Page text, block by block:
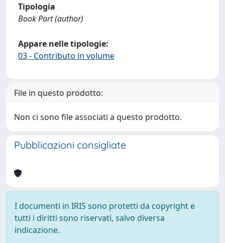
Tipologia
Book Part (author)
Appare nelle tipologie:
03 - Contributo in volume
File in questo prodotto:
Non ci sono file associati a questo prodotto.
Pubblicazioni consigliate
I documenti in IRIS sono protetti da copyright e
tutti i diritti sono riservati, salvo diversa
indicazione.